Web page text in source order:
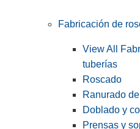
Fabricación de
View All
tuberías
Roscado
Ranurado
Doblado y
Prensas y